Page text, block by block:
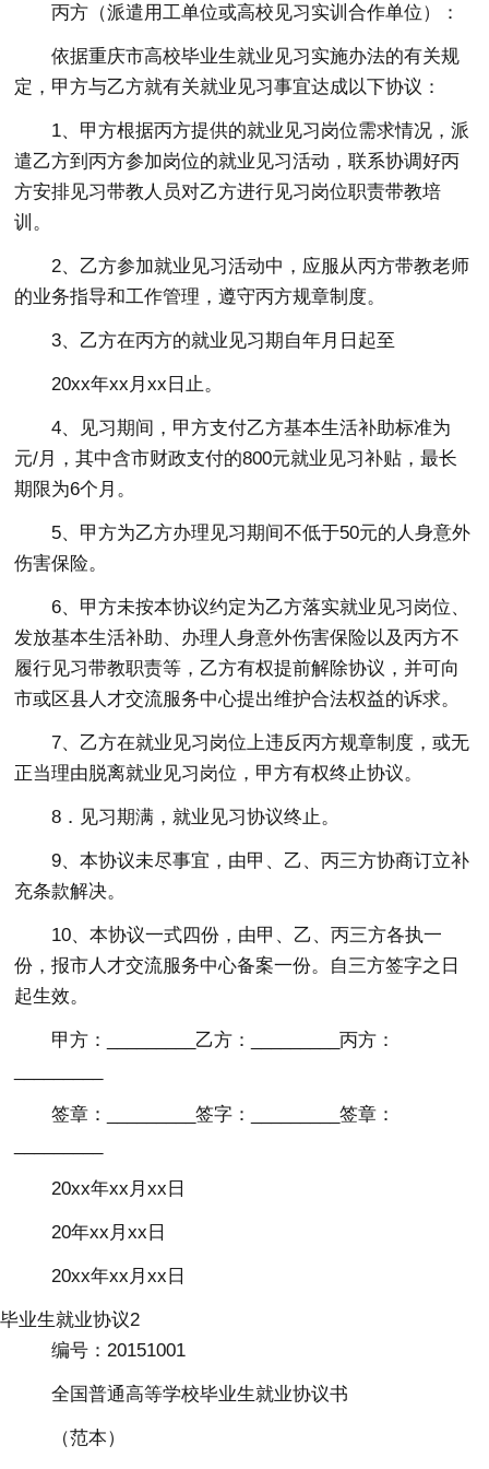
丙方（派遣用工单位或高校见习实训合作单位）：
依据重庆市高校毕业生就业见习实施办法的有关规
定，甲方与乙方就有关就业见习事宜达成以下协议：
1、甲方根据丙方提供的就业见习岗位需求情况，派
遣乙方到丙方参加岗位的就业见习活动，联系协调好丙
方安排见习带教人员对乙方进行见习岗位职责带教培
训。
2、乙方参加就业见习活动中，应服从丙方带教老师
的业务指导和工作管理，遵守丙方规章制度。
3、乙方在丙方的就业见习期自年月日起至
20xx年xx月xx日止。
4、见习期间，甲方支付乙方基本生活补助标准为
元/月，其中含市财政支付的800元就业见习补贴，最长
期限为6个月。
5、甲方为乙方办理见习期间不低于50元的人身意外
伤害保险。
6、甲方未按本协议约定为乙方落实就业见习岗位、
发放基本生活补助、办理人身意外伤害保险以及丙方不
履行见习带教职责等，乙方有权提前解除协议，并可向
市或区县人才交流服务中心提出维护合法权益的诉求。
7、乙方在就业见习岗位上违反丙方规章制度，或无
正当理由脱离就业见习岗位，甲方有权终止协议。
8．见习期满，就业见习协议终止。
9、本协议未尽事宜，由甲、乙、丙三方协商订立补
充条款解决。
10、本协议一式四份，由甲、乙、丙三方各执一
份，报市人才交流服务中心备案一份。自三方签字之日
起生效。
甲方：_________乙方：_________丙方：
签章：_________签字：_________签章：
20xx年xx月xx日
20年xx月xx日
20xx年xx月xx日
毕业生就业协议2
编号：20151001
全国普通高等学校毕业生就业协议书
（范本）